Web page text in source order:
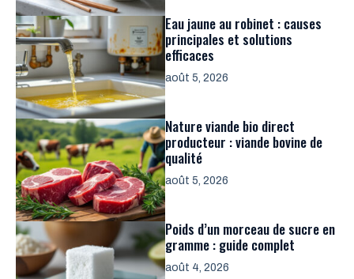
Eau jaune au robinet : causes
principales et solutions
efficaces
août 5, 2026
Nature viande bio direct
producteur : viande bovine de
qualité
août 5, 2026
Poids d’un morceau de sucre en
gramme : guide complet
août 4, 2026